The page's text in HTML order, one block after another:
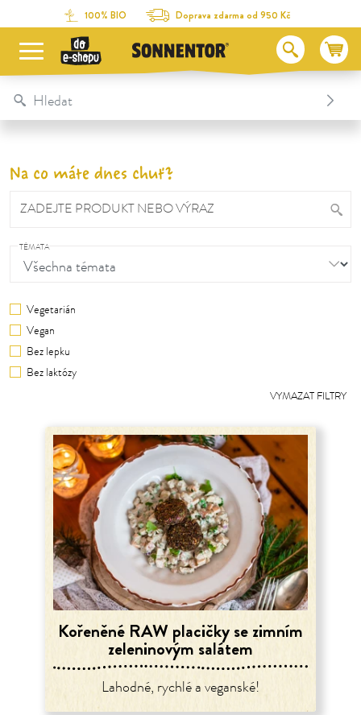
Na obsah stránky
Na seznam obsahu
100% BIO Doprava zdarma od 950 Kč
Table Of Content
Na co máte dnes chuť?
ZADEJTE PRODUKT NEBO VÝRAZ
TÉMATA
Vegetarián
Vegan
Bez lepku
Bez laktózy
VYMAZAT FILTRY
Kořeněné RAW placičky se zimním
zeleninovým salátem
Lahodné, rychlé a veganské!